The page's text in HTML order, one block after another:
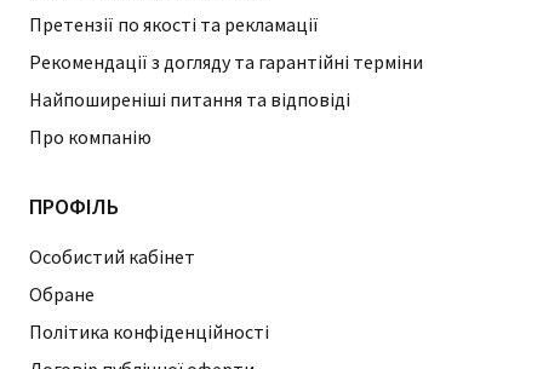
Претензії по якості та рекламації
Рекомендації з догляду та гарантійні терміни
Найпоширеніші питання та відповіді
Про компанію
ПРОФІЛЬ
Особистий кабінет
Обране
Політика конфіденційності